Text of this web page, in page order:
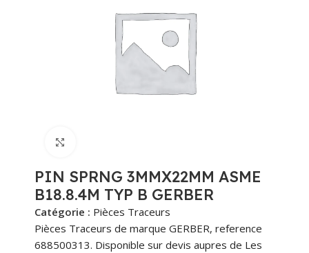
PIN SPRNG 3MMX22MM ASME
B18.8.4M TYP B GERBER
Catégorie : Pièces Traceurs
Pièces Traceurs de marque GERBER, reference
688500313. Disponible sur devis aupres de Les